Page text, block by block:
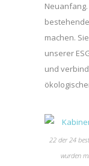
machen.
unserer
und
22 der 24
wurden